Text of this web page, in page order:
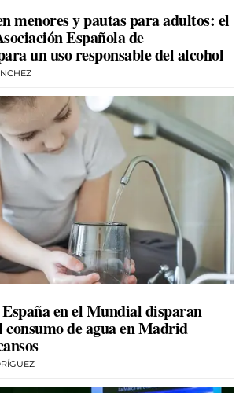
menores y pautas para adultos: el
Española de
un uso responsable del alcohol
en el Mundial disparan
consumo de agua en Madrid